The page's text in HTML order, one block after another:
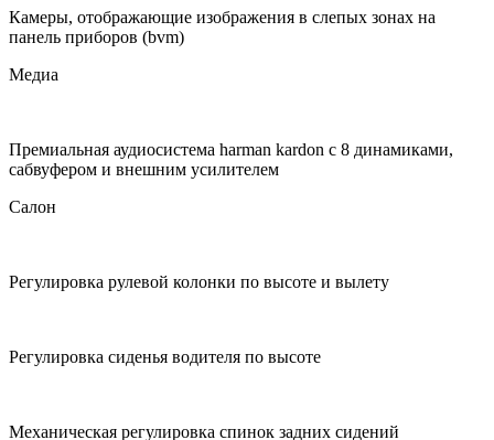
Камеры, отображающие изображения в слепых зонах на
панель приборов (bvm)
Медиа
Премиальная аудиосистема harman kardon c 8 динамиками,
сабвуфером и внешним усилителем
Салон
Регулировка рулевой колонки по высоте и вылету
Регулировка сиденья водителя по высоте
Механическая регулировка спинок задних сидений